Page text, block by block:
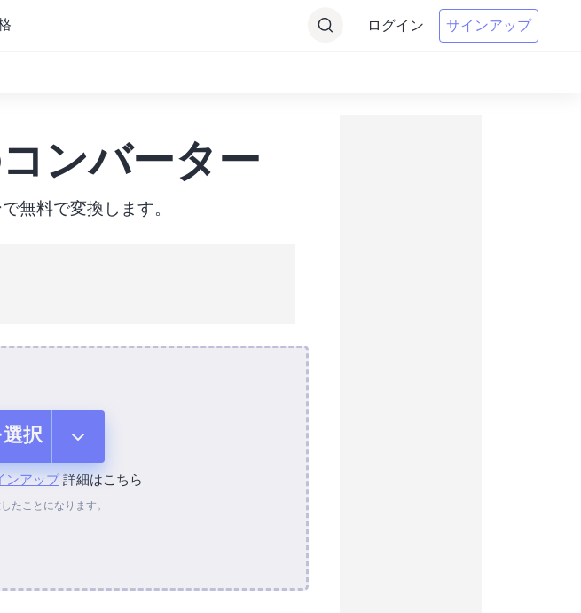
ログイン サインアップ
ンバーター
無料で変換します。
択
ら
ンアップ詳細はこちら
たことになります。